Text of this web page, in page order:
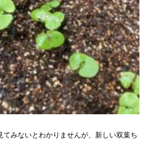
てみないとわかりませんが、新しい双葉ち